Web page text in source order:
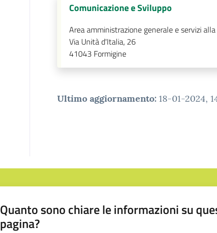
Comunicazione e Sviluppo
Area amministrazione generale e servizi
Via Unità d'Italia, 26
41043 Formigine
Ultimo aggiornamento: 18-01-2024,
Quanto sono chiare le informazioni su
pagina?